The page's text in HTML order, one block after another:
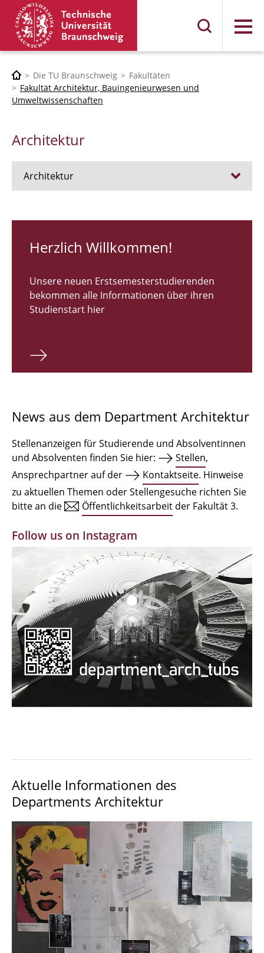
Menü
Die TU Braunschweig
Fakultäten
Fakultät Architektur, Bauingenieurwesen und
Umweltwissenschaften
Architektur
Architektur
RUNDGANG 26
Bachelor Architektur
Master Architektur
Qualifikationsprofil
Institute
Einrichtungen
Zeichensäle
MBW | Modellbauwerkstatt
Alumni | cloud club
Dokumente und Downloads
Herzlich Willkommen!
Unsere neuen Erstsemesterstudierenden
bekommen alle Informationen über ihren
Studienstart hier
News aus dem Department Architektur
Stellenanzeigen für Studierende und Absolventinnen
und Absolventen finden Sie hier:
Stellen,
Ansprechpartner auf der
Kontaktseite. Hinweise
zu aktuellen Themen oder Stellengesuche richten Sie
bitte an die
Öffentlichkeitsarbeit der Fakultät 3.
Follow us on Instagram
Aktuelle Informationen des
Departments Architektur